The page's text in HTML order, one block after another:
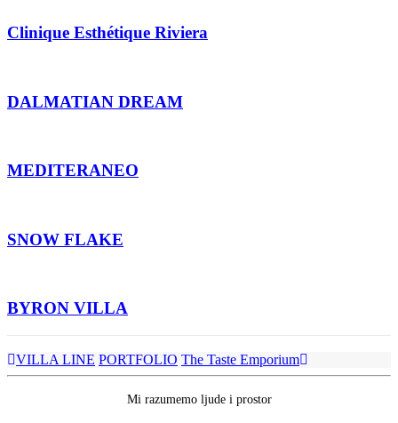
Clinique Esthétique Riviera
DALMATIAN DREAM
MEDITERANEO
SNOW FLAKE
BYRON VILLA
VILLA LINE PORTFOLIO The Taste Emporium
Mi razumemo ljude i prostor